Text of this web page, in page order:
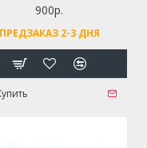
СМ3, 56 СМ3, 62 СМ3
1E40F, 1E44F, 2-
Х ТАКТНЫЙ)
900р.
ПРЕДЗАКАЗ 2-3 ДНЯ